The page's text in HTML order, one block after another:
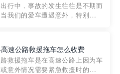
行中，事故的发生往往是不期而
我们的爱车遭遇意外，特别是在
下市区事故救援拖车的收费标
在选用拖车服务时应注...
高速公路救援拖车怎么收费
救援拖车是在高速公路上因为车
意外情况需要紧急救援时的必备